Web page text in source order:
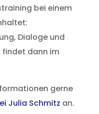
bei einem
Dialoge und
findet dann im
gerne
Julia Schmitz an.